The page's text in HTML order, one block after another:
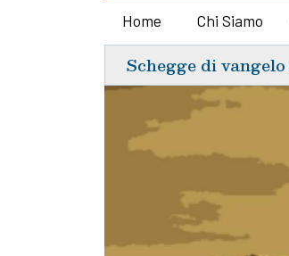
Home Chi Siamo
Schegge di vangelo